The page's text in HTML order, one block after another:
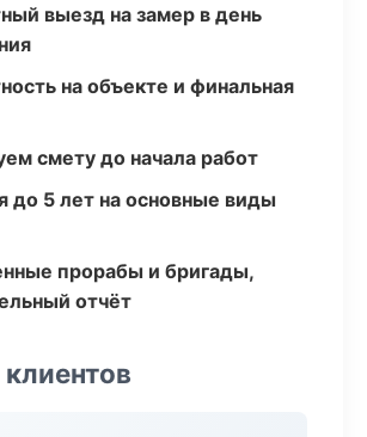
выезд на замер в день
на объекте и финальная
смету до начала работ
до 5 лет на основные виды
прорабы и бригады,
отчёт